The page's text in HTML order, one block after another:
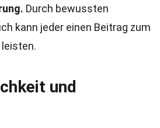
Durch bewussten
kann jeder einen Beitrag zum
und